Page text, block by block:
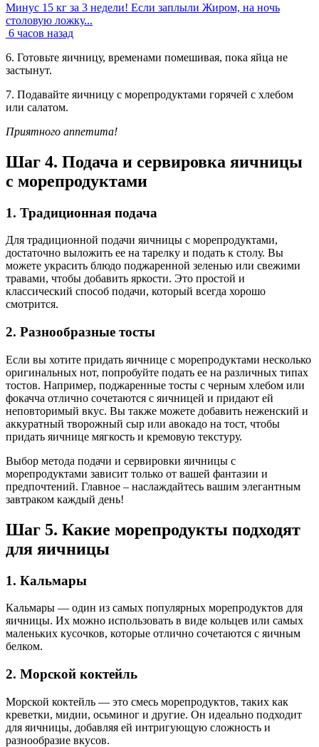
Минус 15 кг за 3 недели! Если заплыли Жиром, на ночь
столовую ложку...
6 часов назад
6. Готовьте яичницу, временами помешивая, пока яйца не
застынут.
7. Подавайте яичницу с морепродуктами горячей с хлебом
или салатом.
Приятного аппетита!
Шаг 4. Подача и сервировка яичницы
с морепродуктами
1. Традиционная подача
Для традиционной подачи яичницы с морепродуктами,
достаточно выложить ее на тарелку и подать к столу. Вы
можете украсить блюдо поджаренной зеленью или свежими
травами, чтобы добавить яркости. Это простой и
классический способ подачи, который всегда хорошо
смотрится.
2. Разнообразные тосты
Если вы хотите придать яичнице с морепродуктами несколько
оригинальных нот, попробуйте подать ее на различных типах
тостов. Например, поджаренные тосты с черным хлебом или
фокачча отлично сочетаются с яичницей и придают ей
неповторимый вкус. Вы также можете добавить неженский и
аккуратный творожный сыр или авокадо на тост, чтобы
придать яичнице мягкость и кремовую текстуру.
Выбор метода подачи и сервировки яичницы с
морепродуктами зависит только от вашей фантазии и
предпочтений. Главное – наслаждайтесь вашим элегантным
завтраком каждый день!
Шаг 5. Какие морепродукты подходят
для яичницы
1. Кальмары
Кальмары — один из самых популярных морепродуктов для
яичницы. Их можно использовать в виде кольцев или самых
маленьких кусочков, которые отлично сочетаются с яичным
белком.
2. Морской коктейль
Морской коктейль — это смесь морепродуктов, таких как
креветки, мидии, осьминог и другие. Он идеально подходит
для яичницы, добавляя ей интригующую сложность и
разнообразие вкусов.